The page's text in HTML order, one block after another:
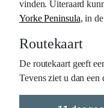
vinden. Uiteraard
Yorke Peninsula, in
Routekaart
De routekaart geeft
Tevens ziet u dan